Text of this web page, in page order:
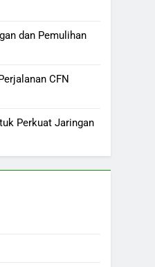
dan Pemulihan
CFN
Perkuat Jaringan